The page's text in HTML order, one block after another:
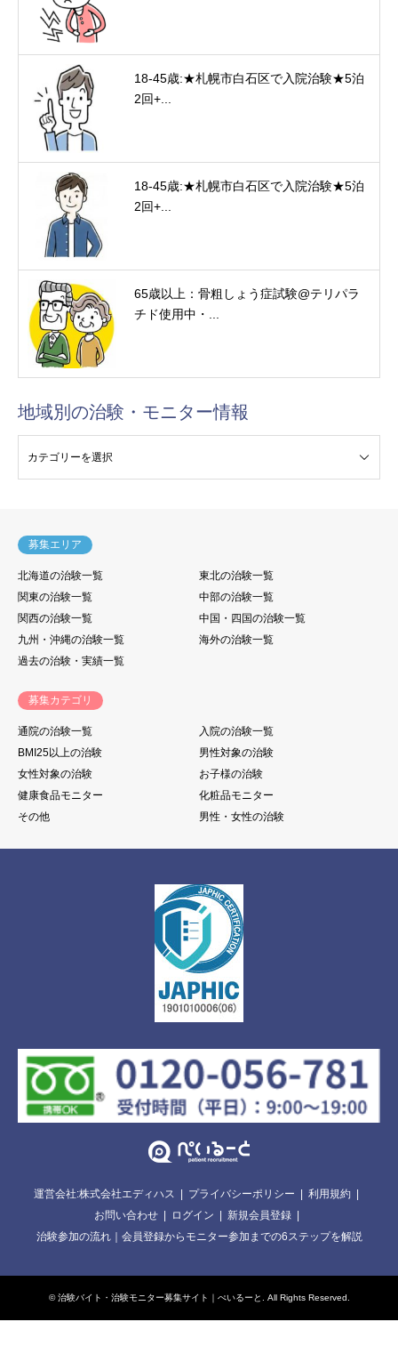
18-45歳:★札幌市白石区で入院治験★5泊
2回+...
18-45歳:★札幌市白石区で入院治験★5泊
2回+...
65歳以上：骨粗しょう症試験@テリパラ
チド使用中・...
地域別の治験・モニター情報
募集エリア
北海道の治験一覧
東北の治験一覧
関東の治験一覧
中部の治験一覧
関西の治験一覧
中国・四国の治験一覧
九州・沖縄の治験一覧
海外の治験一覧
過去の治験・実績一覧
募集カテゴリ
通院の治験一覧
入院の治験一覧
BMI25以上の治験
男性対象の治験
女性対象の治験
お子様の治験
健康食品モニター
化粧品モニター
その他
男性・女性の治験
運営会社:株式会社エディハス プライバシーポリシー
利用規約
お問い合わせ
ログイン
新規会員登録
治験参加の流れ｜会員登録からモニター参加までの6ステップを解説
©治験バイト・治験モニター募集サイト｜ぺいるーと . All Rights Reserved.